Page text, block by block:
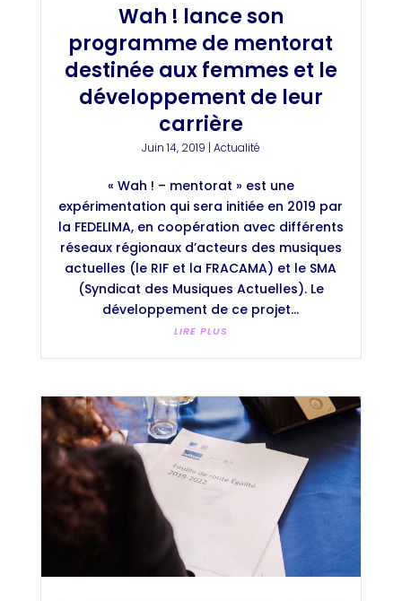
Wah ! lance son
programme de mentorat
destinée aux femmes et le
développement de leur
carrière
Juin 14, 2019 | Actualité
« Wah ! – mentorat » est une
expérimentation qui sera initiée en 2019 par
la FEDELIMA, en coopération avec différents
réseaux régionaux d’acteurs des musiques
actuelles (le RIF et la FRACAMA) et le SMA
(Syndicat des Musiques Actuelles). Le
développement de ce projet...
LIRE PLUS